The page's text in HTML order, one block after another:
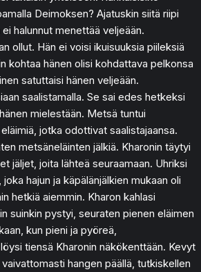
Deimoksen? Ajatuskin siitä riipi
halunnut menettää veljeään.
ollut. Hän ei voisi ikuisuuksia piileksiä
kohtaa hänen olisi kohdattava pelkonsa
satuttaisi hänen veljeään.
saalistamalla. Se sai edes hetkeksi
mielestään. Metsä tuntui
jotka odottivat saalistajaansa.
metsäneläinten jälkiä. Kharonin täytyi
jäljet, joita lähteä seuraamaan. Uhriksi
hajun ja käpälänjälkien mukaan oli
hetkiä aiemmin. Kharon kahlasi
suinkin pystyi, seuraten pienen eläimen
kun pieni ja pyöreä,
tiensä Kharonin näkökenttään. Kevyt
hangen päällä, tutkiskellen